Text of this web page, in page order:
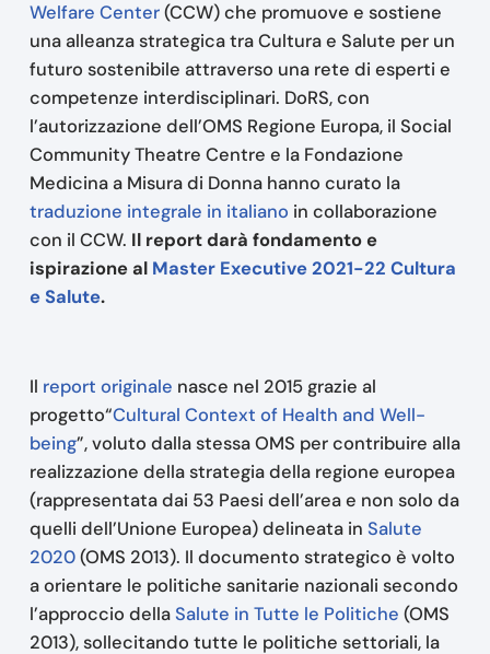
Welfare Center(CCW) che promuove e sostiene
una alleanza strategica tra Cultura e Salute per un
futuro sostenibile attraverso una rete di esperti e
competenze interdisciplinari. DoRS, con
l’autorizzazione dell’OMS Regione Europa, il Social
Community Theatre Centre e la Fondazione
Medicina a Misura di Donna hanno curato la
traduzione integrale in italiano in collaborazione
con il CCW. Il report darà fondamento e
ispirazione al Master Executive 2021-22 Cultura
e Salute.
Il report originale nasce nel 2015 grazie al
progetto“Cultural Context of Health and Well-
being”, voluto dalla stessa OMS per contribuire alla
realizzazione della strategia della regione europea
(rappresentata dai 53 Paesi dell’area e non solo da
quelli dell’Unione Europea) delineata in Salute
2020(OMS 2013). Il documento strategico è volto
a orientare le politiche sanitarie nazionali secondo
l’approccio della Salute in Tutte le Politiche (OMS
2013), sollecitando tutte le politiche settoriali, la